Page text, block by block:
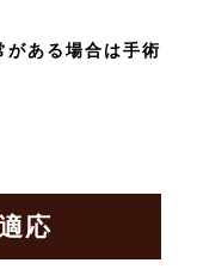
がある場合は手術
応